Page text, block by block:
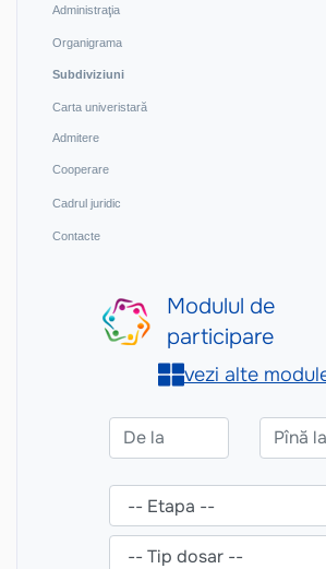
Administraţia
Organigrama
Subdiviziuni
Carta univeristară
Admitere
Cooperare
Cadrul juridic
Contacte